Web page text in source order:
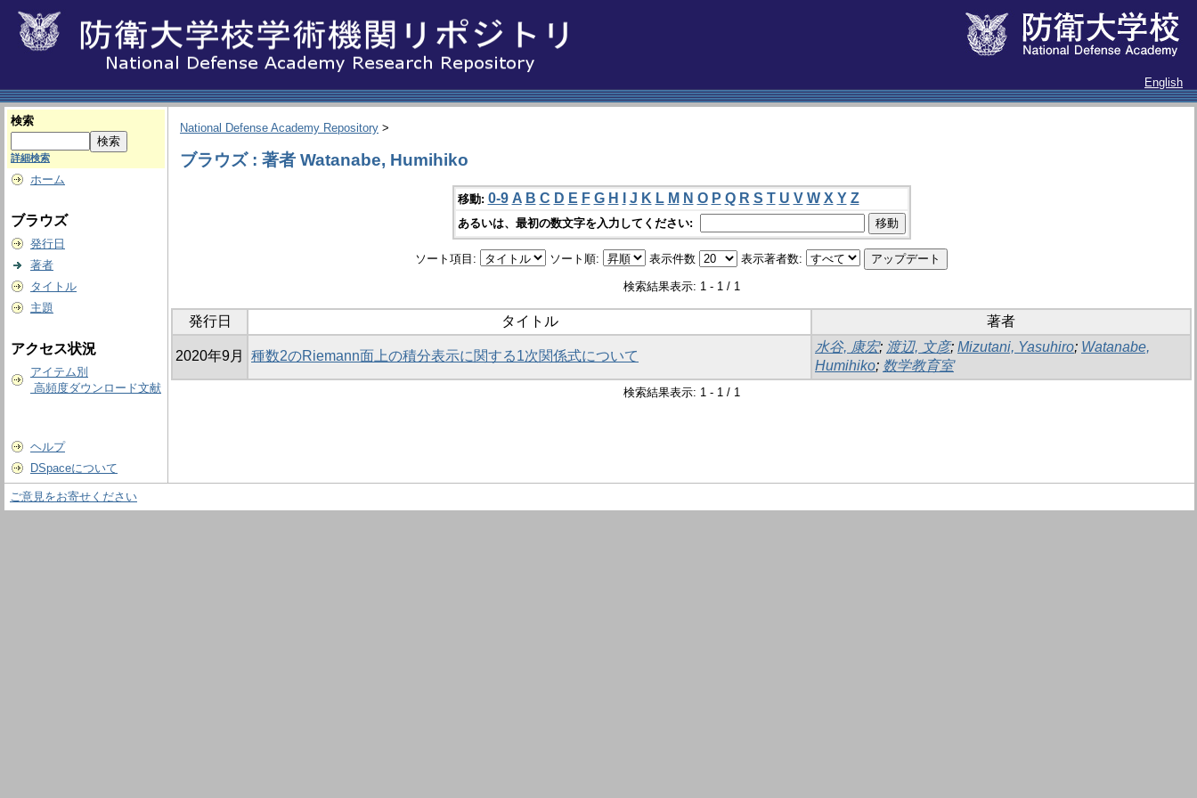
English
検索
詳細検索
ホーム
ブラウズ
発行日
著者
タイトル
主題
アクセス状況
アイテム別
高頻度ダウンロード文献
ヘルプ
DSpaceについて
National Defense Academy Repository >
ブラウズ : 著者 Watanabe, Humihiko
移動: 0-9 A B C D E F G H J K L M N O P Q R S T U V W X Y Z
あるいは、最初の数文字を入力してください:
ソート項目: ソート順: 表示件数 表示著者数:
検索結果表示: 1 - 1 / 1
発行日 タイトル 著者
2020年9月 種数2のRiemann面上の積分表示に関する1次関係式について
水谷, 康宏; 渡辺, 文彦; Mizutani, Yasuhiro; Watanabe,
Humihiko; 数学教育室
検索結果表示: 1 - 1 / 1
ご意見をお寄せください